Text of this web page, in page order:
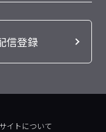
信登録
イトについて